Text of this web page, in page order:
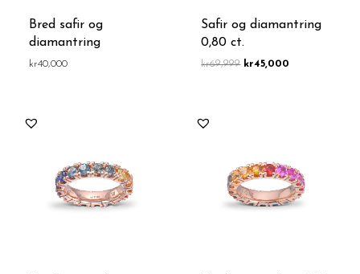
Bred safir og
diamantring
kr40,000
Safir og diamantring
0,80 ct.
kr69,999 kr45,000